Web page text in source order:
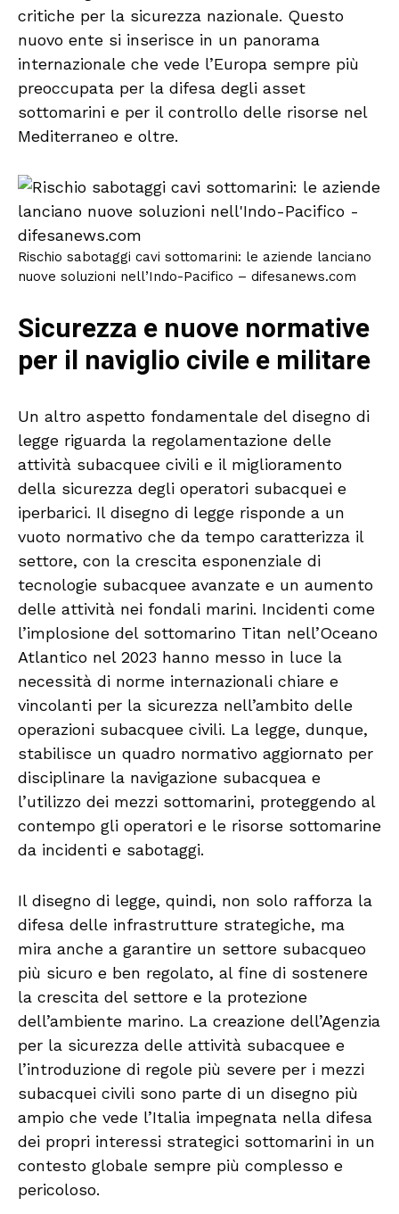
critiche per la sicurezza nazionale. Questo
nuovo ente si inserisce in un panorama
internazionale che vede l’Europa sempre più
preoccupata per la difesa degli asset
sottomarini e per il controllo delle risorse nel
Mediterraneo e oltre.
Rischio sabotaggi cavi sottomarini: le aziende lanciano
nuove soluzioni nell’Indo-Pacifico – difesanews.com
Sicurezza e nuove normative
per il naviglio civile e militare
Un altro aspetto fondamentale del disegno di
legge riguarda la regolamentazione delle
attività subacquee civili e il miglioramento
della sicurezza degli operatori subacquei e
iperbarici. Il disegno di legge risponde a un
vuoto normativo che da tempo caratterizza il
settore, con la crescita esponenziale di
tecnologie subacquee avanzate e un aumento
delle attività nei fondali marini. Incidenti come
l’implosione del sottomarino Titan nell’Oceano
Atlantico nel 2023 hanno messo in luce la
necessità di norme internazionali chiare e
vincolanti per la sicurezza nell’ambito delle
operazioni subacquee civili. La legge, dunque,
stabilisce un quadro normativo aggiornato per
disciplinare la navigazione subacquea e
l’utilizzo dei mezzi sottomarini, proteggendo al
contempo gli operatori e le risorse sottomarine
da incidenti e sabotaggi.
Il disegno di legge, quindi, non solo rafforza la
difesa delle infrastrutture strategiche, ma
mira anche a garantire un settore subacqueo
più sicuro e ben regolato, al fine di sostenere
la crescita del settore e la protezione
dell’ambiente marino. La creazione dell’Agenzia
per la sicurezza delle attività subacquee e
l’introduzione di regole più severe per i mezzi
subacquei civili sono parte di un disegno più
ampio che vede l’Italia impegnata nella difesa
dei propri interessi strategici sottomarini in un
contesto globale sempre più complesso e
pericoloso.